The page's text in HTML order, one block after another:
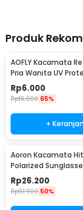
Produk
AOFLY Kacamata
Pria Wanita UV
Sunglassses - 1125
Rp6.000
Rp16.900 65%
+
Aoron Kacamata
Polarized
Protection - RB2132
Rp26.200
Rp51.900 50%